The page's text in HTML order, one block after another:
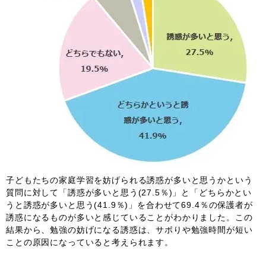
子どもたちの家庭学習を妨げられる誘惑が多いと思うかという
質問に対して「誘惑が多いと思う(27.5％)」と「どちらかとい
うと誘惑が多いと思う(41.9％)」を合わせて69.4％の保護者が
誘惑になるものが多いと感じていることがわかりました。この
結果から、勉強の妨げになる誘惑は、サボりや勉強時間が短い
ことの原因になっていると考えられます。